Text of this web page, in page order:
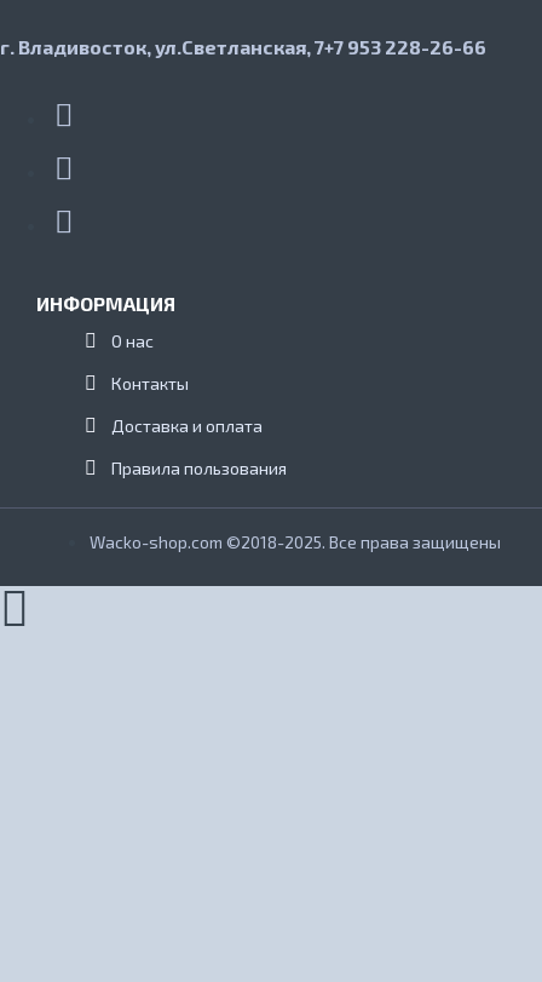
г. Владивосток, ул.Светланская, 7+7 953 228-26-66
ИНФОРМАЦИЯ
О нас
Контакты
Доставка и оплата
Правила пользования
Wacko-shop.com ©2018-2025. Все права защищены